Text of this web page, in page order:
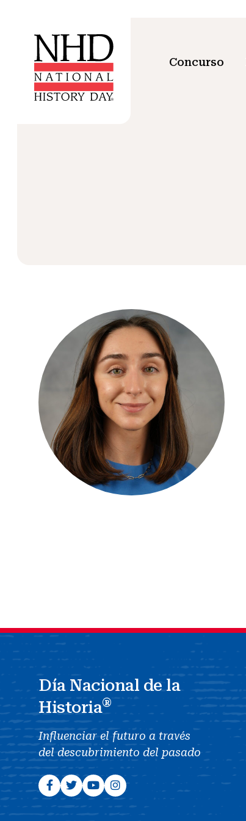
Concurso
Día Nacional de la
Historia®
Influenciar el futuro a través
del descubrimiento del pasado